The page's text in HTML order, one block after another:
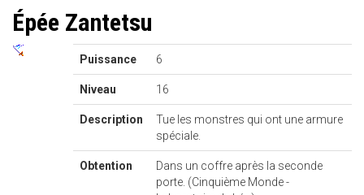
Épée Zantetsu
Puissance 6
Niveau 16
Description
Tue les monstres qui ont une armure
spéciale.
Obtention
Dans un coffre après la seconde
porte. (Cinquième Monde -